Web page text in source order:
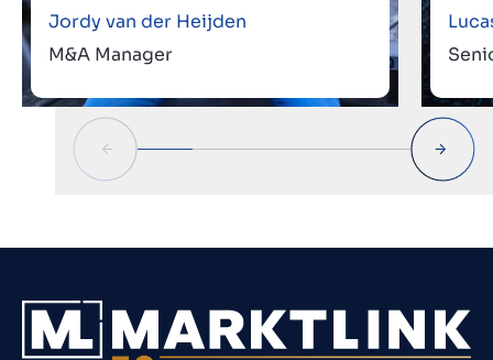
Jordy van der Heijden
M&A Manager